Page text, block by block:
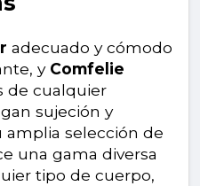
adecuado y cómodo
y Comfelie
de cualquier
sujeción y
amplia selección de
una gama diversa
tipo de cuerpo,